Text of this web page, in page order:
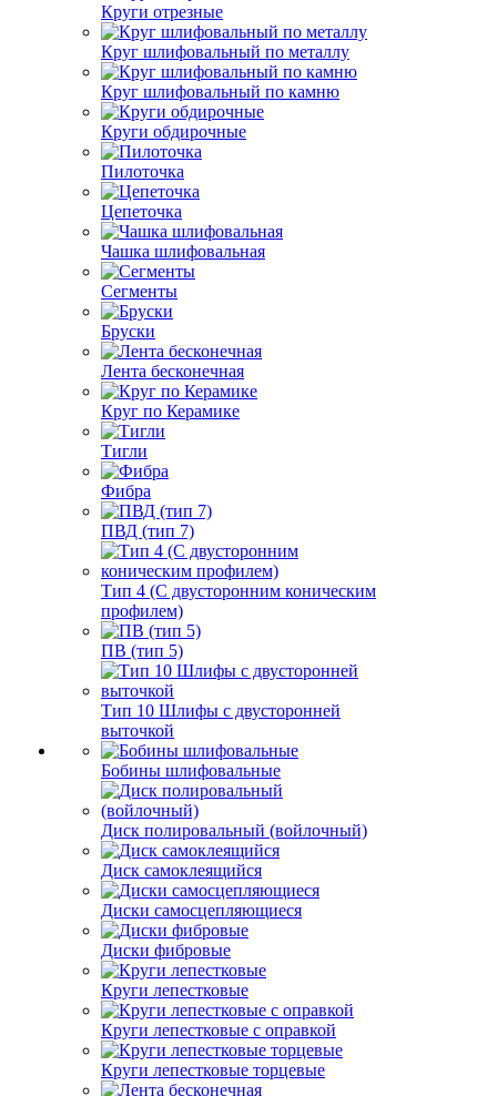
Круги отрезные
Круг шлифовальный по металлу
Круг шлифовальный по камню
Круги обдирочные
Пилоточка
Цепеточка
Чашка шлифовальная
Сегменты
Бруски
Лента бесконечная
Круг по Керамике
Тигли
Фибра
ПВД (тип 7)
Тип 4 (С двусторонним коническим
профилем)
ПВ (тип 5)
Тип 10 Шлифы с двусторонней
выточкой
Бобины шлифовальные
Диск полировальный (войлочный)
Диск самоклеящийся
Диски самосцепляющиеся
Диски фибровые
Круги лепестковые
Круги лепестковые с оправкой
Круги лепестковые торцевые